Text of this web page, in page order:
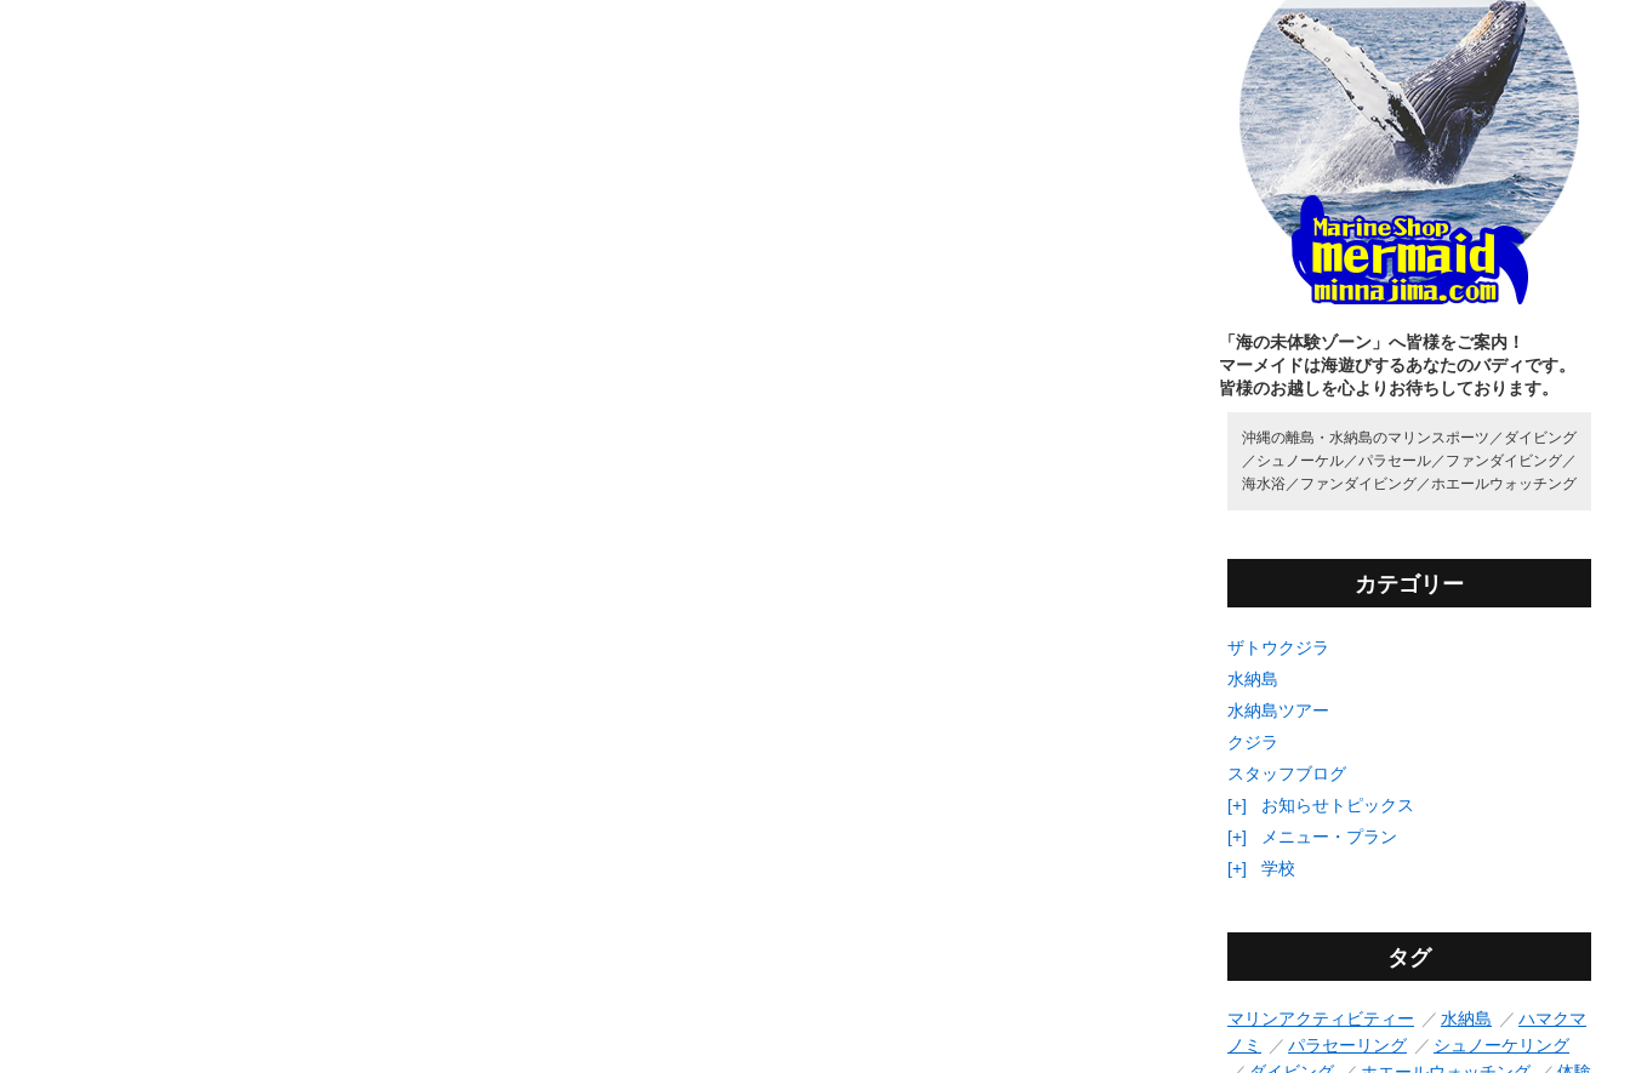
「海の未体験ゾーン」へ皆様をご案内！
マーメイドは海遊びするあなたのバディです。
皆様のお越しを心よりお待ちしております。
沖縄の離島・水納島のマリンスポーツ／ ダイビング
／ シュノーケル／ パラセール／ ファンダイビング／
海水浴／ ファンダイビング／ ホエールウォッチング
カテゴリー
ザトウクジラ
水納島
水納島ツアー
クジラ
スタッフブログ
[+]
お知らせトピックス
[+]
メニュー・プラン
[+]
学校
タグ
マリンアクティビティー 水納島
ハマクマ
ノミ
パラセーリング
シュノーケリング